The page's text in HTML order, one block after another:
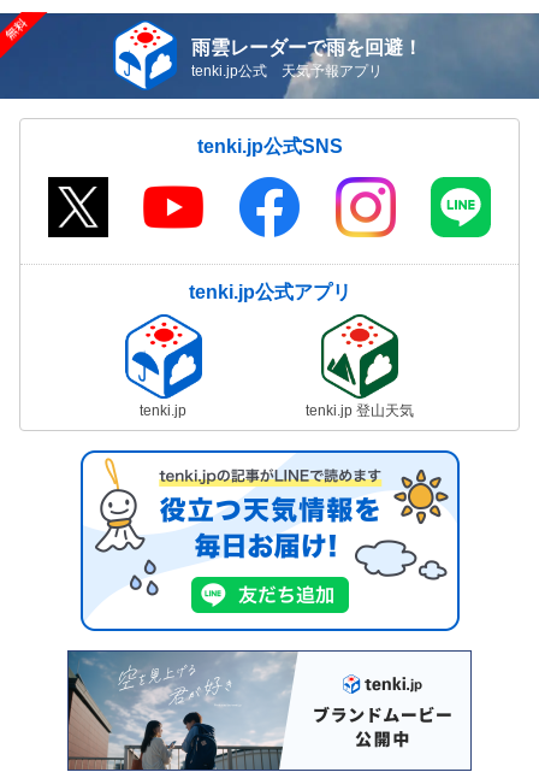
雨雲レーダーで雨を回避！
tenki.jp公式 天気予報アプリ
tenki.jp公式SNS
tenki.jp公式アプリ
tenki.jp tenki.jp 登山天気